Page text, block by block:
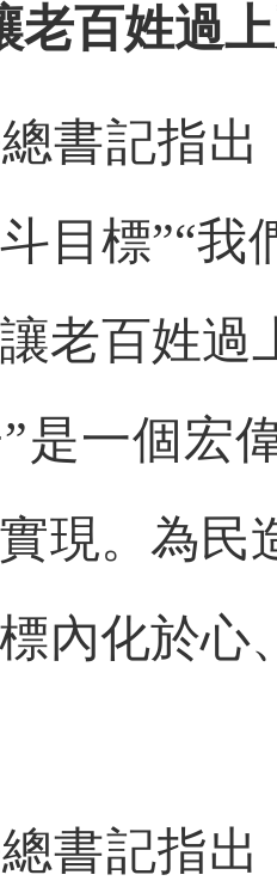
老百姓過
書記指
目標”“
老百姓過
是一個宏
現。為民
內化於心
書記指